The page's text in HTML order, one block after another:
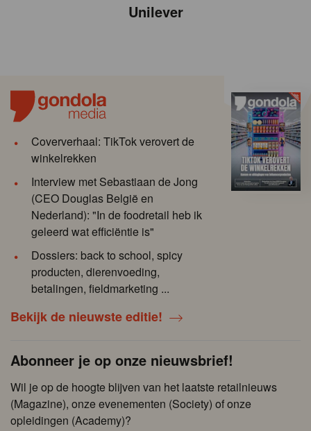
Unilever
Coververhaal: TikTok verovert de
winkelrekken
Interview met Sebastiaan de Jong
(CEO Douglas België en
Nederland): "In de foodretail heb ik
geleerd wat efficiëntie is"
Dossiers: back to school, spicy
producten, dierenvoeding,
betalingen, fieldmarketing ...
Bekijk de nieuwste editie!
Abonneer je op onze nieuwsbrief!
Wil je op de hoogte blijven van het laatste retailnieuws
(Magazine), onze evenementen (Society) of onze
opleidingen (Academy)?